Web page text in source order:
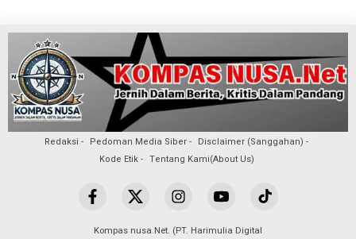
Redaksi Pedoman Media Siber
Disclaimer (Sanggahan)
Kode Etik
Tentang Kami(About Us)
Kompas nusa.Net. (PT. Harimulia Digital